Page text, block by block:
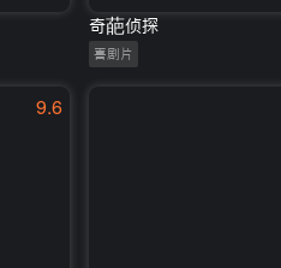
奇葩侦探
喜剧片
9.6